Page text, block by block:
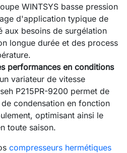
WINTSYS basse pression
d'application typique de
aux besoins de surgélation
longue durée et des process
performances en conditions
variateur de vitesse
P215PR-9200 permet de
condensation en fonction
optimisant ainsi le
toute saison.
compresseurs hermétiques